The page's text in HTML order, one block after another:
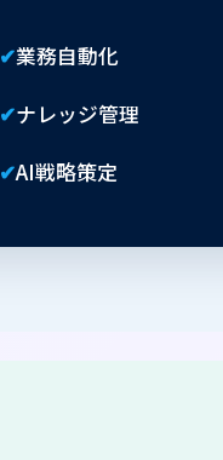
✔業務自動化
✔ナレッジ管理
✔AI戦略策定